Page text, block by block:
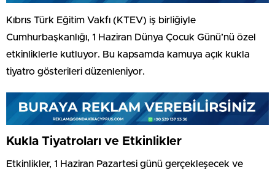
Kıbrıs Türk Eğitim Vakfı (KTEV) iş birliğiyle
Cumhurbaşkanlığı, 1 Haziran Dünya Çocuk Günü’nü özel
etkinliklerle kutluyor. Bu kapsamda kamuya açık kukla
tiyatro gösterileri düzenleniyor.
Kukla Tiyatroları ve Etkinlikler
Etkinlikler, 1 Haziran Pazartesi günü gerçekleşecek ve